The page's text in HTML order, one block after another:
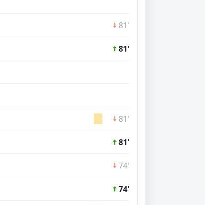
81'
81'
81'
81'
74'
74'